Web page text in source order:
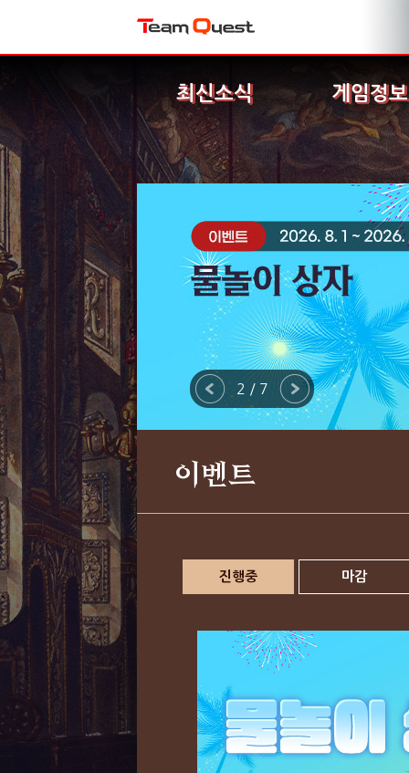
최신소식 게임정보
2 / 7
이벤트
진행중 마감